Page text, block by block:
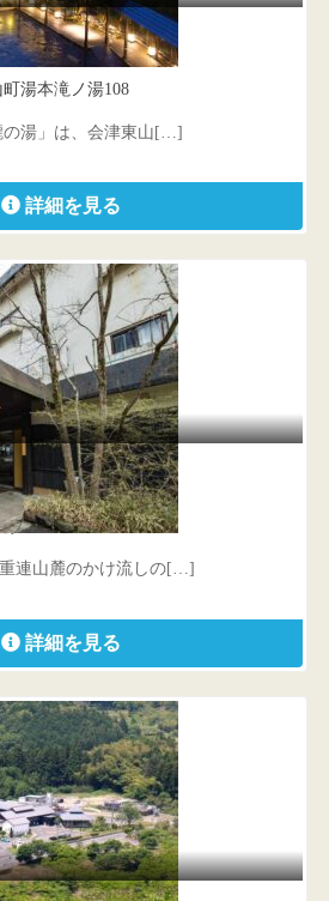
湯本滝ノ湯108
の湯」は、会津東山[…]
詳細を見る
1871
連山麓のかけ流しの[…]
詳細を見る